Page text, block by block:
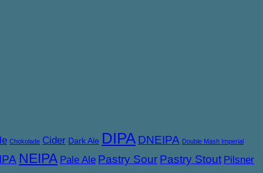
Chokolade Cider Dark Ale DIPA DNEIPA Double Mash Imperial
NEIPA Pale Ale Pastry Sour Pastry Stout Pilsner